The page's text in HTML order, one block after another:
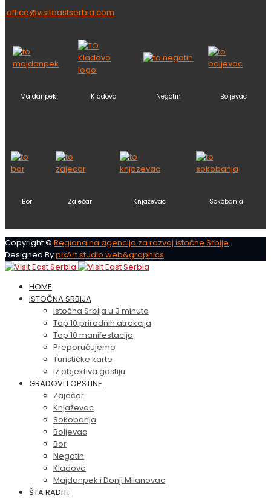
office@visiteastserbia.com
Majdanpek Kladovo Negotin Boljevac
Bor Zaječar Knjaževac Sokobanja
Copyright © Regionalna agencija za razvoj istočne Srbije.
Designed BypixArt studio web&graphics
HOME
ISTOČNA SRBIJA
Istočna Srbija u 3 minuta
Top 10 prirodnih atrakcija
Top 10 manifestacija
Preporučujemo
Turističke karte
Iz objektiva gostiju
GRADOVI I OPŠTINE
Zaječar
Knjaževac
Sokobanja
Boljevac
Bor
Negotin
Kladovo
Majdanpek i Donji Milanovac
ŠTA RADITI